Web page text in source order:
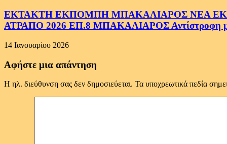
ΕΚΤΑΚΤΗ ΕΚΠΟΜΠΗ ΜΠΑΚΑΛΙΑΡΟΣ ΝΕΑ
ΑΤΡΑΠΟ 2026 ΕΠ.8 ΜΠΑΚΑΛΙΑΡΟΣ Αντίστροφη
14 Ιανουαρίου 2026
Αφήστε μια απάντηση
Η ηλ. διεύθυνση σας δεν δημοσιεύεται. Τα υποχρεωτικά πεδία